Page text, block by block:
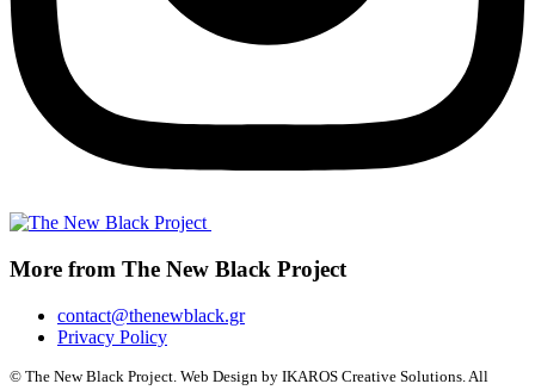
More from The New Black Project
contact@thenewblack.gr
Privacy Policy
© The New Black Project. Web Design by IKAROS Creative Solutions. All